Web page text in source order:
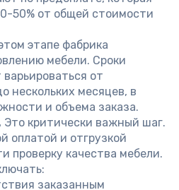
50% от общей стоимости
этапе фабрика
мебели. Сроки
от
нескольких месяцев, в
и объема заказа.
Это критически важный шаг.
оплатой и отгрузкой
проверку качества мебели.
заказанным